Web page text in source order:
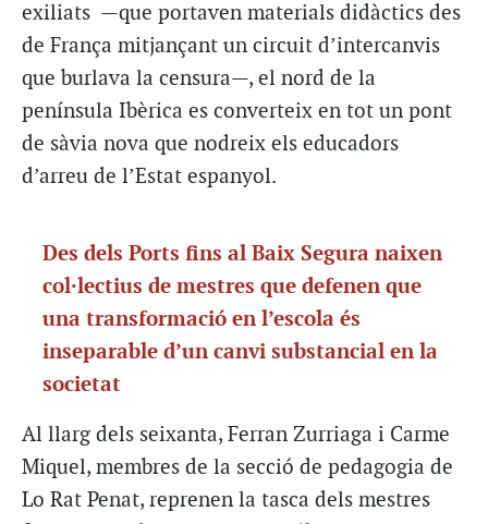
exiliats —que portaven materials didàctics des
de França mitjançant un circuit d’intercanvis
que burlava la censura—, el nord de la
península Ibèrica es converteix en tot un pont
de sàvia nova que nodreix els educadors
d’arreu de l’Estat espanyol.
Des dels Ports fins al Baix Segura naixen
col·lectius de mestres que defenen que
una transformació en l’escola és
inseparable d’un canvi substancial en la
societat
Al llarg dels seixanta, Ferran Zurriaga i Carme
Miquel, membres de la secció de pedagogia de
Lo Rat Penat, reprenen la tasca dels mestres